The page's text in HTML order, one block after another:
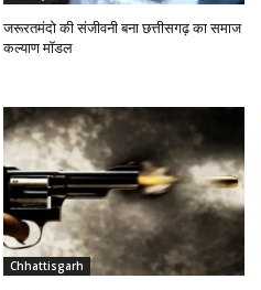
जरूरतमंदो की संजीवनी बना छत्तीसगढ़ का समाज
कल्याण मॉडल
Chhattisgarh